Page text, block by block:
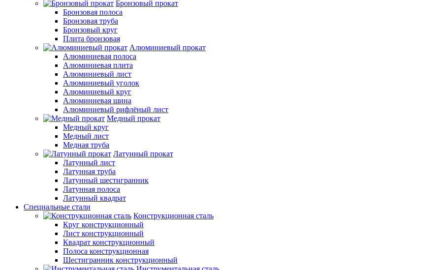
Бронзовый прокат
Бронзовая полоса
Бронзовая труба
Бронзовый круг
Плита бронзовая
Алюминиевый прокат
Алюминиевая полоса
Алюминиевая плита
Алюминиевый лист
Алюминиевый уголок
Алюминиевый круг
Алюминиевая шина
Алюминиевый рифлёный лист
Медный прокат
Медный круг
Медный лист
Медная труба
Латунный прокат
Латунный лист
Латунная труба
Латунный шестигранник
Латунная полоса
Латунный квадрат
Специальные стали
Конструкционная сталь
Круг конструкционный
Лист конструкционный
Квадрат конструкционный
Полоса конструкционная
Шестигранник конструкционный